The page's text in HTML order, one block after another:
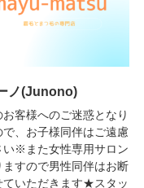
ノ(Junono)
客様へのご迷惑となり
で、お子様同伴はご遠慮
い※また女性専用サロン
ますので男性同伴はお断
ていただきます★スタッ